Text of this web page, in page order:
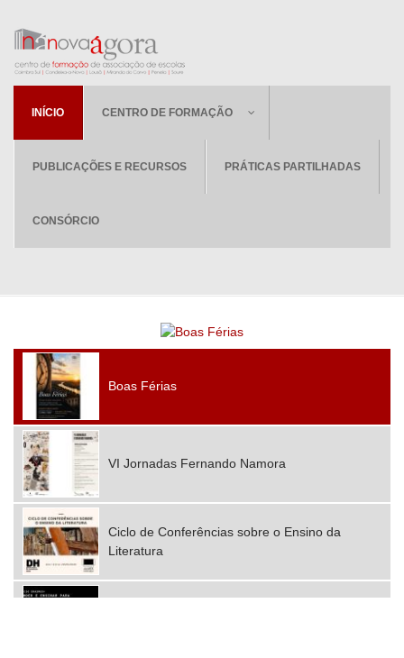
INÍCIO CENTRO DE FORMAÇÃO
PUBLICAÇÕES E RECURSOS PRÁTICAS PARTILHADAS
CONSÓRCIO
Boas Férias
VI Jornadas Fernando Namora
Ciclo de Conferências sobre o Ensino da
Literatura